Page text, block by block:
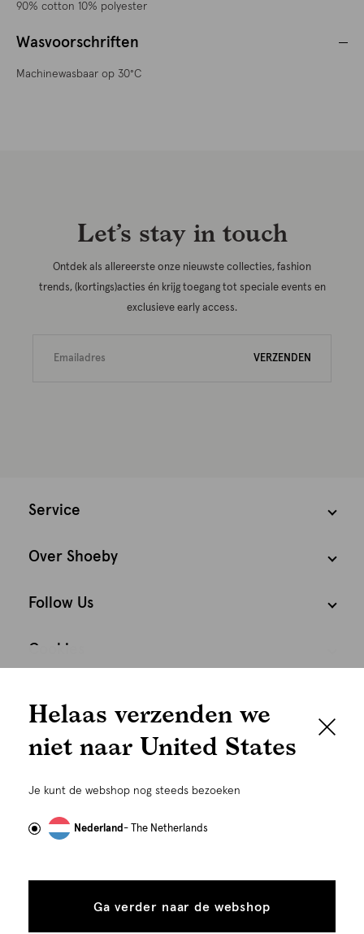
graag persoonlijk
gebruiken wij cookies en daarmee vergelijkbare
om advertenties te personaliseren...
tonen
toestaan
90% cotton 10% polyester
Wasvoorschriften
Machinewasbaar op 30°C
Let’s stay in touch
Ontdek als allereerste onze nieuwste collecties, fashion
trends, (kortings)acties én krijg toegang tot speciale events en
exclusieve early access.
VERZENDEN
Service
Over Shoeby
Follow Us
Cookies
Helaas verzenden we
niet naar United States
Je kunt de webshop nog steeds bezoeken
Nederland- The Netherlands
Ga verder naar de webshop